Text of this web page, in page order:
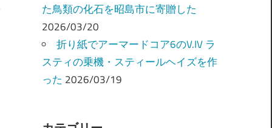
た鳥類の化石を昭島市に寄贈した
2026/03/20
折り紙でアーマードコア6のV.IV ラ
スティの乗機・スティールヘイズを作
った 2026/03/19